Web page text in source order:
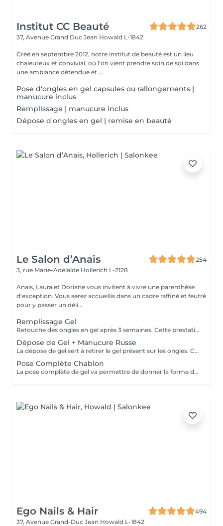
Institut CC Beauté
262
37, Avenue Grand Duc Jean Howald L-1842
Créé en septembre 2012, notre institut de beauté est un lieu
chaleureux et convivial, où l'on vient prendre soin de soi dans
une ambiance détendue et ...
Pose d'ongles en gel capsules ou rallongements |
manucure inclus
Remplissage | manucure inclus
Dépose d'ongles en gel | remise en beauté
Le Salon d’Anais
254
3, rue Marie-Adelaïde Hollerich L-2128
Anais, Laura et Doriane vous invitent à vivre une parenthèse
d'exception. Vous serez accueillis dans un cadre raffiné et feutré
pour y passer un déli...
Remplissage Gel
Retouche des ongles en gel après 3 semaines. Cette prestation va permettre d'entretenir les ongles en gel en ponçant la surface du gel et en remodelant l'ongle avec une nouvelle couche de gel et de couleur.
Dépose de Gel + Manucure Russe
La dépose de gel sert à retirer le gel présent sur les ongles. Cette prestation comprend le ponçage du gel et une manucure.
Pose Complète Chablon
La pose complète de gel va permettre de donner la forme désirée en rallongeant les ongles (préalablement préparés) par la technique du chablon. Ensuite vient la pose du gel qui sera façonné et enfin la pose de la couleur ou de la French.
Ego Nails & Hair
494
37, Avenue Grand-Duc Jean Howald L-1842